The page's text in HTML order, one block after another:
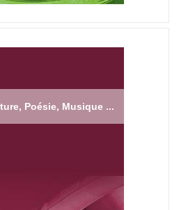
Poésie, Musique ...